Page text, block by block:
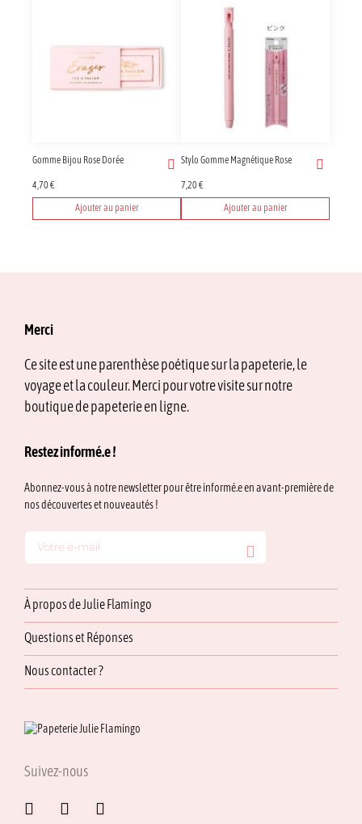
la
page
du
Gomme Bijou Rose Dorée
4,70€
Ajouter au panier
Stylo Gomme Magnétique Rose
7,20€
Ajouter au panier
Merci
Ce site est une parenthèse poétique sur la papeterie, le
voyage et la couleur. Merci pour votre visite sur notre
boutique de papeterie en ligne.
Restez informé.e !
Abonnez-vous à notre newsletter pour être informé.e en avant-première de
nos découvertes et nouveautés !
À propos de Julie Flamingo
Questions et Réponses
Nous contacter ?
Suivez-nous